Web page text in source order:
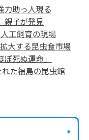
助っ人現る
親子が発見
工飼育の現場
大する昆虫食市場
死ぬ運命」
れた福島の昆虫館